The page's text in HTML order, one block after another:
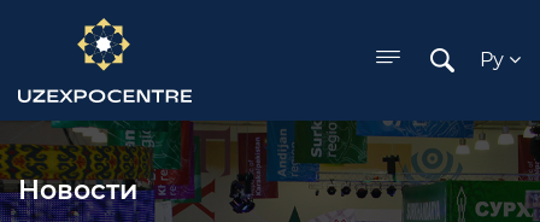
menu
Ру
Новости